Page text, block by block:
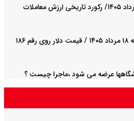
پایان بورس امروز یکشنبه ۱۸ مرداد ۱۴۰۵/ رکورد تاریخی ارزش معاملات
آخرین قیمت دلار امروز یکشنبه ۱۸ مرداد ۱۴۰۵ / قیمت دلار روی رقم ۱۸۶
عرضه می شود ،ماجرا چیست ؟